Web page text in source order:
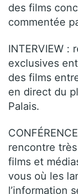
des films
commentée
INTERVIEW :
exclusives
des films
en direct du
Palais.
rencontre
films et
vous où les
l’information